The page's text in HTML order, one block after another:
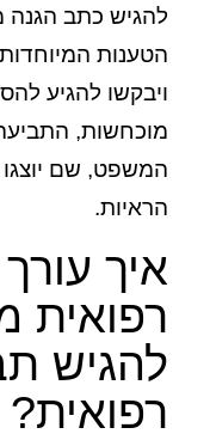
להגיש כתב
הטענות
ויבקשו להגיע
מוכחשות,
המשפט, שם יוצגו
הראיות.
איך
רפואית
להגיש
רפואית?